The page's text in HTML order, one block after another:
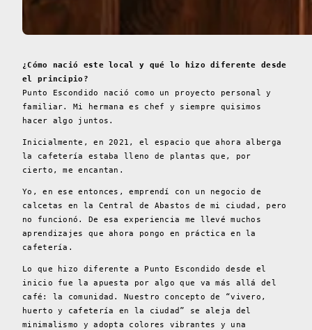
¿Cómo nació este local y qué lo hizo diferente desde
el principio?
Punto Escondido nació como un proyecto personal y
familiar. Mi hermana es chef y siempre quisimos
hacer algo juntos.
Inicialmente, en 2021, el espacio que ahora alberga
la cafetería estaba lleno de plantas que, por
cierto, me encantan.
Yo, en ese entonces, emprendí con un negocio de
calcetas en la Central de Abastos de mi ciudad, pero
no funcionó. De esa experiencia me llevé muchos
aprendizajes que ahora pongo en práctica en la
cafetería.
Lo que hizo diferente a Punto Escondido desde el
inicio fue la apuesta por algo que va más allá del
café: la comunidad. Nuestro concepto de “vivero,
huerto y cafetería en la ciudad” se aleja del
minimalismo y adopta colores vibrantes y una